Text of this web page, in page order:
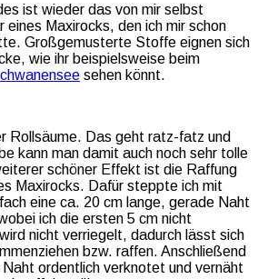
ist wieder das von mir selbst
Maxirocks, den ich mir schon
Großgemusterte Stoffe eignen sich
wie ihr beispielsweise beim
sehen könnt.
Rollsäume. Das geht ratz-fatz und
kann man damit auch noch sehr tolle
schöner Effekt ist die Raffung
Maxirocks. Dafür steppte ich mit
eine ca. 20 cm lange, gerade Naht
ich die ersten 5 cm nicht
nicht verriegelt, dadurch lässt sich
bzw. raffen. Anschließend
ordentlich verknotet und vernäht